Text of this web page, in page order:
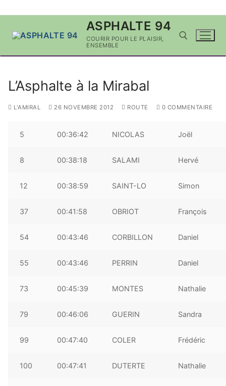
ASPHALTE 94
COURIR POUR LE PLAISIR,
ENSEMBLE
L’Asphalte à la Mirabal
L'AMIRAL 26 NOVEMBRE 2012 ROUTE 0 COMMENTAIRE
5 00:36:42 NICOLAS Joël
8 00:38:18 SALAMI Hervé
12 00:38:59 SAINT-LO Simon
37 00:41:58 OBRIOT François
54 00:43:46 CORBILLON Daniel
55 00:43:46 PERRIN Daniel
73 00:45:39 MONTES Nathalie
79 00:46:06 GUERIN Sandra
99 00:47:40 COLER Frédéric
100 00:47:41 DUTERTE Nathalie